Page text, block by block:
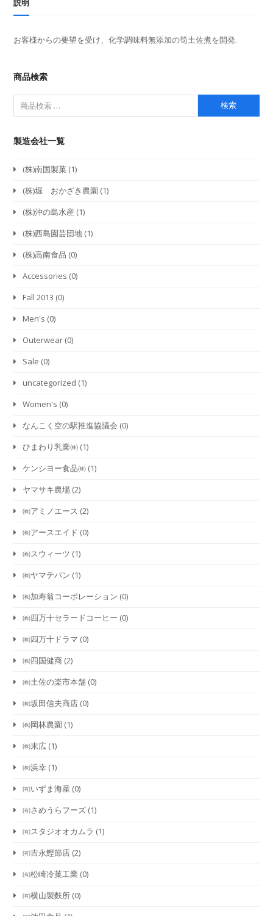
説明
お客様からの要望を受け、化学調味料無添加の筍土佐煮を開発.
商品検索
検索
製造会社一覧
(株)南国製菓 (1)
(株)堀 おかざき農園 (1)
(株)沖の島水産 (1)
(株)西島園芸団地 (1)
(株)高南食品 (0)
Accessories (0)
Fall 2013 (0)
Men's (0)
Outerwear (0)
Sale (0)
uncategorized (1)
Women's (0)
なんこく空の駅推進協議会 (0)
ひまわり乳業㈱ (1)
ケンシヨー食品㈱ (1)
ヤマサキ農場 (2)
㈱アミノエース (2)
㈱アースエイド (0)
㈱スウィーツ (1)
㈱ヤマテパン (1)
㈱加寿翁コーポレーション (0)
㈱四万十セラードコーヒー (0)
㈱四万十ドラマ (0)
㈱四国健商 (2)
㈱土佐の楽市本舗 (0)
㈱坂田信夫商店 (0)
㈱岡林農園 (1)
㈱末広 (1)
㈱浜幸 (1)
㈲いずま海産 (0)
㈲さめうらフーズ (1)
㈲スタジオオカムラ (1)
㈲吉永鰹節店 (2)
㈲松崎冷菓工業 (0)
㈲横山製麩所 (0)